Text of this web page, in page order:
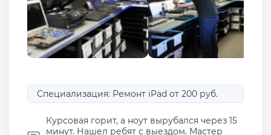
Специализация: Ремонт iPad от 200 руб.
Курсовая горит, а ноут вырубался через 15
минут. Нашел ребят с выездом. Мастер